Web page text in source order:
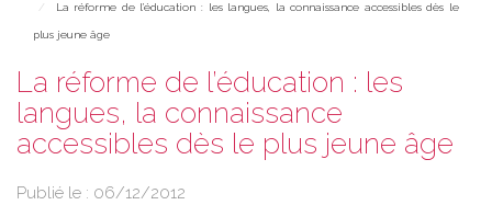
La réforme de l’éducation : les langues, la connaissance accessibles dès le
plus jeune âge
La réforme de l’éducation : les
langues, la connaissance
accessibles dès le plus jeune âge
Publié le : 06/12/2012